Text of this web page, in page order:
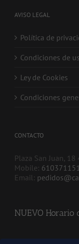
AVISO LEGAL
Política de
Condiciones de
Ley de Cookies
Condiciones
CONTACTO
Plaza San Juan,
Mobile: 610371151
Email:
NUEVO